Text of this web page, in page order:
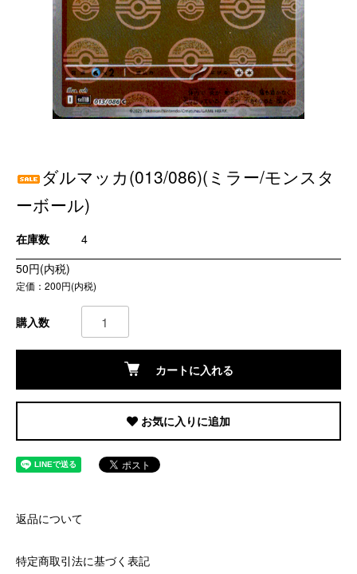
ダルマッカ(013/086)(ミラー/モンスタ
ーボール)
在庫数
4
50円(内税)
定価：200円(内税)
購入数
カートに入れる
お気に入りに追加
返品について
特定商取引法に基づく表記